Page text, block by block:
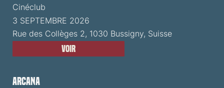
Cinéclub
3 SEPTEMBRE 2026
Rue des Collèges 2, 1030 Bussigny, Suisse
Voir
ARCANA